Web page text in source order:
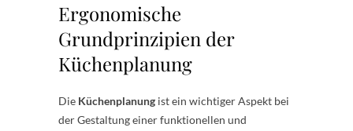
Ergonomische
Grundprinzipien der
Küchenplanung
Die Küchenplanung ist ein wichtiger Aspekt bei
der Gestaltung einer funktionellen und